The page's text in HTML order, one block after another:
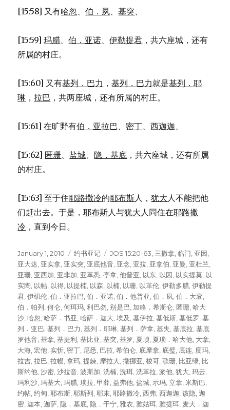
[15:58] 又有哈忽、伯．夙、基突、
[15:59]玛腊、伯．亚诺、伊勒提君 ，共六座城，还有
所属的村庄。
[15:60] 又有基列．巴力 ，基列．巴力就是基列．耶
琳 ，拉巴 ，共两座城，还有所属的村庄。
[15:61] 在旷野有伯．亚拉巴、 密丁、西迦迦、
[15:62] 匿珊、盐城、 隐．基底 ，共六座城，还有所属
的村庄。
[15:63] 至于住耶路撒冷的耶布斯人，犹大人不能把他
们赶出去。于是，耶布斯人与犹大人同住在耶路撒
冷 ，直到今日。
Posted
on
January 1, 2010 Categories
约书亚记 Tags
JOS 15:20-63 三撒拿 ,临门 亚因
亚大达 亚实拿 亚实突 亚底他音 亚念 亚拉 亚拿伯 亚曼 亚杜兰
亚珊 亚西加 亚非加 亚革悉 ,亭拿 ,他普亚 以东 以因 以实提莫 以
实陶 以帖 以得 以提楠 以森 以楠 以珊 以革伦 ,伊勒多腊 ,伊勒提
君 ,伊矶伦 ,伯．亚拉巴 ,伯．亚诺 ,伯．他普亚 ,伯．夙 ,伯．大衮
伯．帕列 ,何仑 ,何珥玛 ,利巴勿 别是巴 加略．希斯仑 匿珊 ,哈大
沙 ,哈忽 ,哈萨．书亚 ,哈萨．迦大 ,埃及 ,基伊拉 ,基低斯 ,基低罗 ,基
列．亚巴 ,基列．巴力 ,基列．耶琳 ,基列．萨拿 ,基失 ,基底拉 ,基底
罗他音 ,基拿 ,基提利 ,基比亚 ,基突 ,基罗 夏琐 夏琐．哈大他 大拿
大海 宏他 ,实忻 密丁 尼悉 巴拉 ,希伯仑 底摩拿 底璧 底连 度玛
拉吉 ,拉巴 ,拉幔 ,拿玛 ,提鍊 摩拉大 ,撒挪亚 ,梭哥 ,歌珊 比亚绿 比
斯约他 ,沙密 ,沙拉音 ,波斯加 ,洗楠 ,洗珥 ,洗革拉 ,淤他 ,犹大 ,玛云
玛利沙 ,玛基大 ,玛腊 ,琐拉 ,甲薛 ,益弗他 ,盐城 示玛 立拿 ,米斯巴
约帖 ,约甸 ,耶布斯 ,耶斯列 ,耶末 ,耶路撒冷 ,西弗 ,西迦迦 ,该隐 ,迦
密 ,迦本 ,迦萨 ,隐．基底 ,隐．干宁 雅农 雅姑珥 雅提珥 麦大．迦